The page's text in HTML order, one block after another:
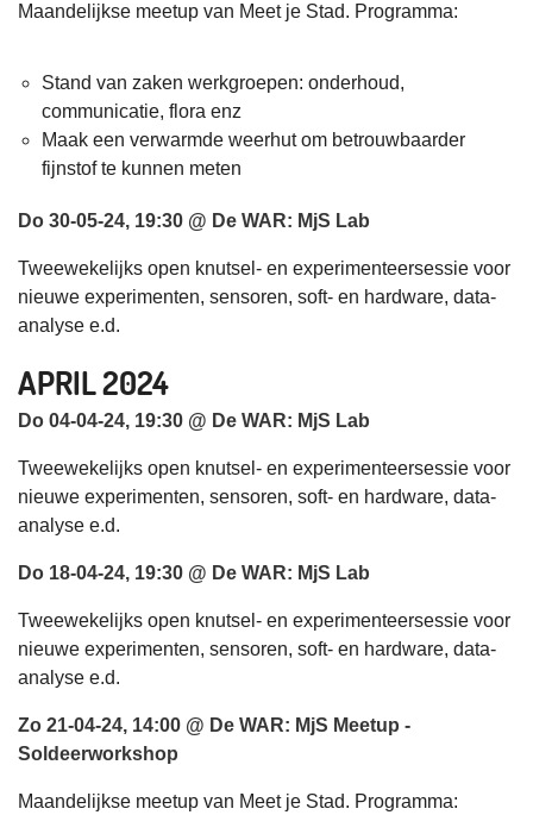
Maandelijkse meetup van Meet je Stad. Programma:
Stand van zaken werkgroepen: onderhoud,
communicatie, flora enz
Maak een verwarmde weerhut om betrouwbaarder
fijnstof te kunnen meten
Do 30-05-24, 19:30 @ De WAR: MjS Lab
Tweewekelijks open knutsel- en experimenteersessie voor
nieuwe experimenten, sensoren, soft- en hardware, data-
analyse e.d.
APRIL 2024
Do 04-04-24, 19:30 @ De WAR: MjS Lab
Tweewekelijks open knutsel- en experimenteersessie voor
nieuwe experimenten, sensoren, soft- en hardware, data-
analyse e.d.
Do 18-04-24, 19:30 @ De WAR: MjS Lab
Tweewekelijks open knutsel- en experimenteersessie voor
nieuwe experimenten, sensoren, soft- en hardware, data-
analyse e.d.
Zo 21-04-24, 14:00 @ De WAR: MjS Meetup -
Soldeerworkshop
Maandelijkse meetup van Meet je Stad. Programma: